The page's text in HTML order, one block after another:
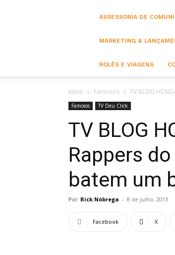
ASSESSORIA DE
MARKETING &
ROLÊS E VIAGENS
Início Famosos TV BLOG
Famosos TV Deu Click
TV BLOG
Rappers
batem um
Por Rick Nóbrega - 8 de julho, 2013
Facebook X